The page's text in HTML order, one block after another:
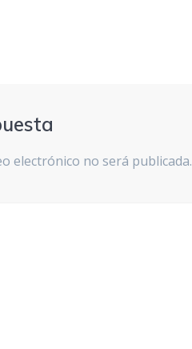
electrónico no será publicada.